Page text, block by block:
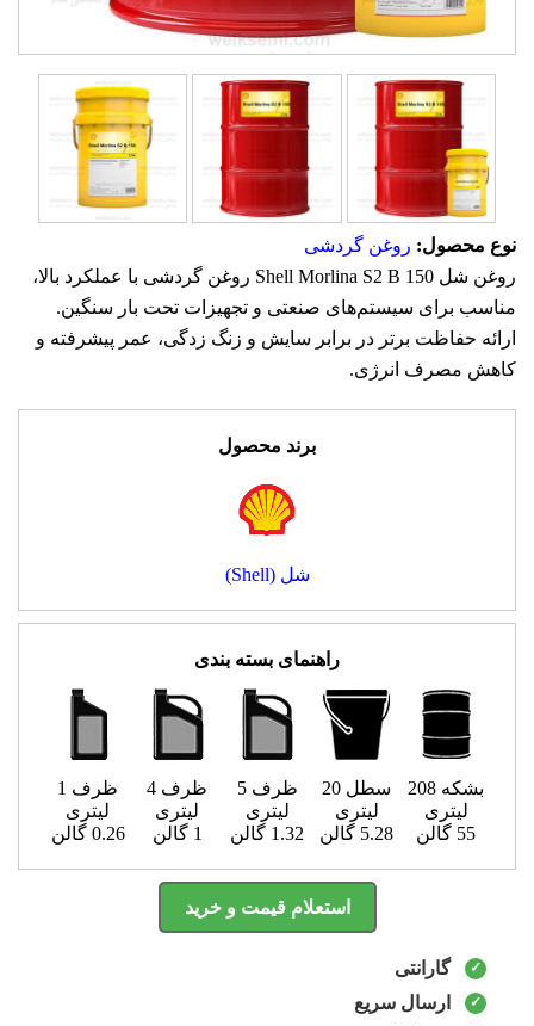
نوع محصول: روغن گردشی
روغن شل Shell Morlina S2 B 150 روغن گردشی با عملکرد بالا،
مناسب برای سیستم‌های صنعتی و تجهیزات تحت بار سنگین.
ارائه حفاظت برتر در برابر سایش و زنگ زدگی، عمر پیشرفته و
کاهش مصرف انرژی.
برند محصول
شل (Shell)
راهنمای بسته بندی
بشکه 208
لیتری
55 گالن
سطل 20
لیتری
5.28 گالن
ظرف 5
لیتری
1.32 گالن
ظرف 4
لیتری
1 گالن
ظرف 1
لیتری
0.26 گالن
استعلام قیمت و خرید
گارانتی
ارسال سریع